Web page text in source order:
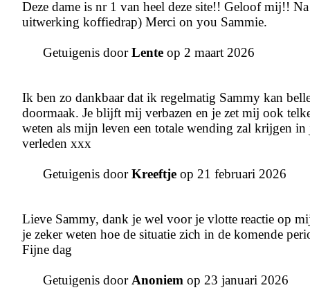
Deze dame is nr 1 van heel deze site!! Geloof mij!!
uitwerking koffiedrap) Merci on you Sammie.
Getuigenis doorLente op 2 maart 2026
Ik ben zo dankbaar dat ik regelmatig Sammy kan
doormaak. Je blijft mij verbazen en je zet mij ook
weten als mijn leven een totale wending zal krijgen
verleden xxx
Getuigenis doorKreeftje op 21 februari 2026
Lieve Sammy, dank je wel voor je vlotte reactie op
je zeker weten hoe de situatie zich in de komende
Fijne dag
Getuigenis doorAnoniem op 23 januari 2026